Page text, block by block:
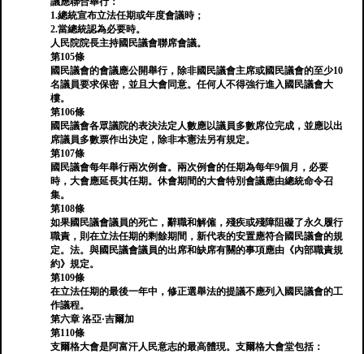
1.總統宣布立法任期或年度會議時；
2.當總統認為必要時。
人民院院長主持國民議會聯席會議。
第105條
國民議會的會議應公開舉行，除非國民議會主席或國民議會的至少10
名議員要求保密，並且大會同意。任何人不得強行進入國民議會大
樓。
第106條
國民議會各眾議院的表決法定人數應以議員多數席位完成，並應以出
席議員多數票作出決定，除非本憲法另有規定。
第107條
國民議會每年舉行兩次例會。兩次例會的任期為每年9個月，必要
時，大會應延長其任期。休會期間的大會特別會議應由總統命令召
集。
第108條
如果國民議會議員的死亡，辭職和解僱，殘疾或殘障阻礙了永久履行
職責，則在立法任期的剩餘期間，新代表的安置應符合國民議會的規
定。法。與國民議會議員的出席和缺席有關的事項應由《內部職責規
約》規定。
第109條
在立法任期的最後一年中，修正選舉法的提議不應列入國民議會的工
作議程。
第六章 洛亞·吉爾加
第110條
支爾格大會是阿富汗人民意志的最高體現。支爾格大會堂包括：